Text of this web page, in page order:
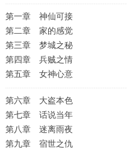
第一章 神仙可接
第二章 家的感觉
第三章 梦城之秘
第四章 兵贼之情
第五章 女神心意
第六章 大盗本色
第七章 话说当年
第八章 迷离雨夜
第九章 宿世之仇